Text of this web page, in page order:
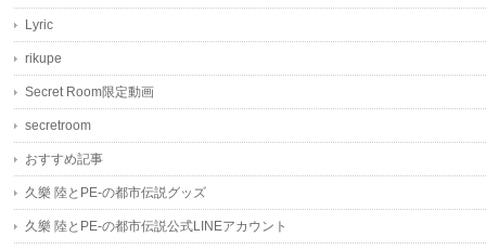
Lyric
rikupe
Secret Room限定動画
secretroom
おすすめ記事
久樂 陸とPE-の都市伝説グッズ
久樂 陸とPE-の都市伝説公式LINEアカウント